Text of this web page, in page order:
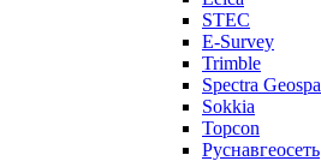
STEC
E-Survey
Trimble
Spectra
Sokkia
Topcon
Руснавгеосеть